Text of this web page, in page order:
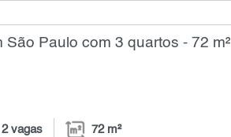
Paulo com 3 quartos - 72 m²
2 vagas 72 m²